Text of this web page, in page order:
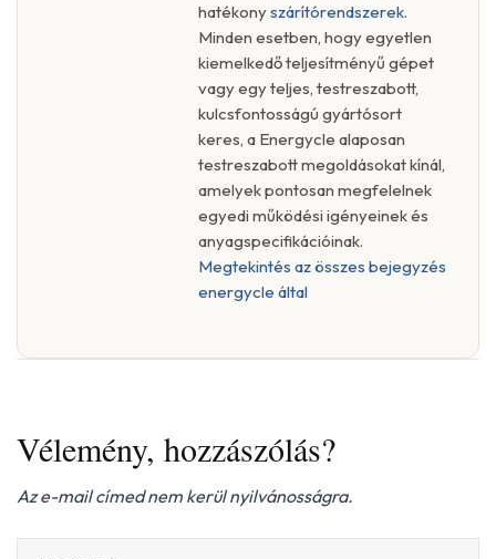
hatékonyszárítórendszerek.
Minden esetben, hogy egyetlen
kiemelkedő teljesítményű gépet
vagy egy teljes, testreszabott,
kulcsfontosságú gyártósort
keres, a Energycle alaposan
testreszabott megoldásokat kínál,
amelyek pontosan megfelelnek
egyedi működési igényeinek és
anyagspecifikációinak.
Megtekintés az összes bejegyzés
energycle által
Vélemény, hozzászólás?
Az e-mail címed nem kerül nyilvánosságra.